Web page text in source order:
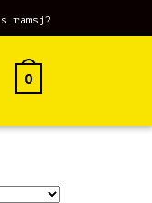
ramsj?
0